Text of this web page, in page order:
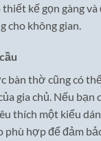
kế gọn gàng
cho không gian.
bàn thờ cũng có
gia chủ. Nếu bạn
thích một kiểu
phù hợp để đảm